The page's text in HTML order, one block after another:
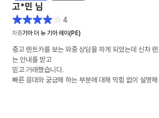
고*민 님
4
차종기아 더 뉴 기아 레이(PE)
중고 렌트카를 보는 와중 상담을 하게 되었는데 신차
는 안내를 받고
믿고 거래했습니다.
빠른 응대와 궁금해 하는 부분에 대해 막힘 없이 설명